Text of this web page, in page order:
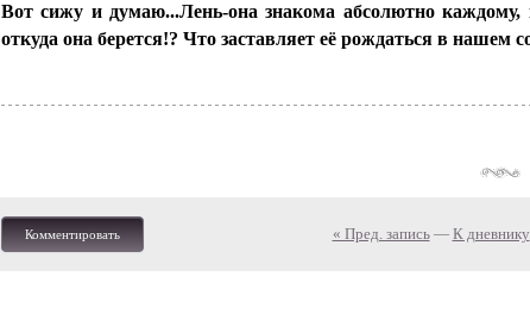
Вот сижу и думаю...Лень-она знакома абсолютно
откуда она берется!? Что заставляет её рождаться в нашем
Комментировать « Пред. запись— К дневнику